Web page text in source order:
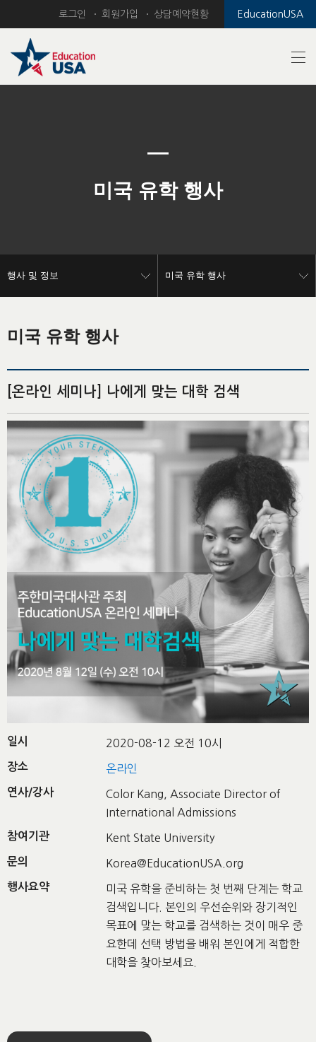
EducationUSA
로그인 회원가입 상담예약현황
미국 유학 행사
행사 및 정보 미국 유학 행사
미국 유학 행사
[온라인 세미나] 나에게 맞는 대학 검색
일시 2020-08-12 오전 10시
장소 온라인
연사/강사
Color Kang, Associate Director of
International Admissions
참여기관 Kent State University
문의 Korea@EducationUSA.org
행사요약
미국 유학을 준비하는 첫 번째 단계는 학교
검색입니다. 본인의 우선순위와 장기적인
목표에 맞는 학교를 검색하는 것이 매우 중
요한데 선택 방법을 배워 본인에게 적합한
대학을 찾아보세요.